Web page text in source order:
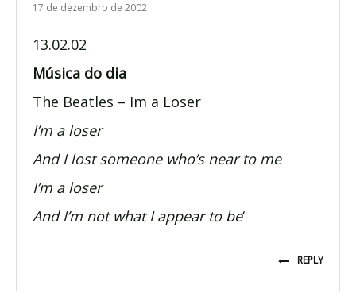
17 de dezembro de 2002
13.02.02
Música do dia
The Beatles – Im a Loser
I’m a loser
And I lost someone who’s near to me
I’m a loser
And I’m not what I appear to be‘
REPLY